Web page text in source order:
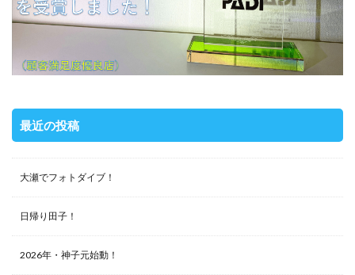
最近の投稿
大瀬でフォトダイブ！
日帰り田子！
2026年・神子元始動！